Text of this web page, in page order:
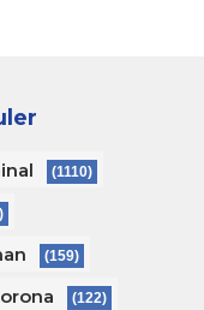
(1110)
(159)
(122)